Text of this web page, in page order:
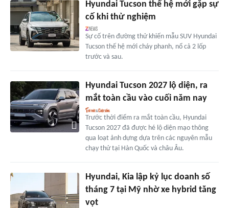
Hyundai Tucson thế hệ mới gặp sự
cố khi thử nghiệm
Sự cố trên đường thử khiến mẫu SUV Hyundai
Tucson thế hệ mới cháy phanh, nổ cả 2 lốp
trước và sau.
Hyundai Tucson 2027 lộ diện, ra
mắt toàn cầu vào cuối năm nay
Trước thời điểm ra mắt toàn cầu, Hyundai
Tucson 2027 đã được hé lộ diện mạo thông
qua loạt ảnh dựng dựa trên các nguyên mẫu
chạy thử tại Hàn Quốc và châu Âu.
Hyundai, Kia lập kỷ lục doanh số
tháng 7 tại Mỹ nhờ xe hybrid tăng
vọt